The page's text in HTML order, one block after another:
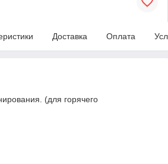
Доставка Оплата
(для горячего